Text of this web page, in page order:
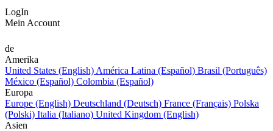
LogIn
Mein Account
de
Amerika
United States (English) América Latina (Español) Brasil (Português)
México (Español) Colombia (Español)
Europa
Europe (English) Deutschland (Deutsch) France (Français) Polska
(Polski) Italia (Italiano) United Kingdom (English)
Asien